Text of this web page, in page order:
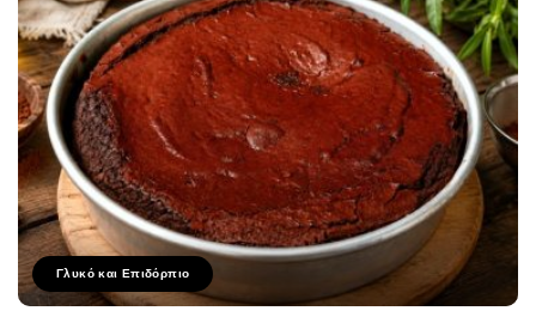
Γλυκό και Επιδόρπιο